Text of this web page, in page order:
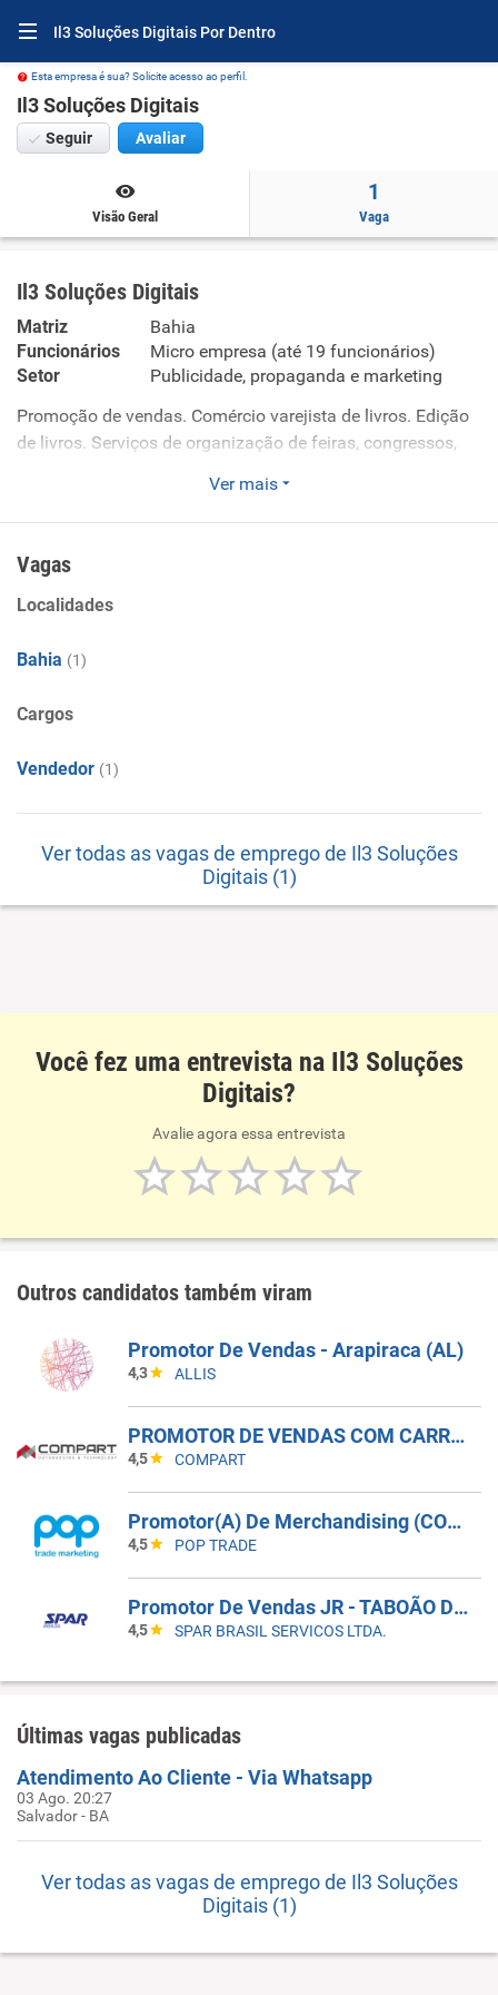
Il3 Soluções Digitais Por Dentro
Esta empresa é sua? Solicite acesso ao perfil.
Il3 Soluções Digitais
Seguir Avaliar
Visão Geral
1
Vaga
Il3 Soluções Digitais
Matriz
Bahia
Funcionários
Micro empresa (até 19 funcionários)
Setor
Publicidade, propaganda e marketing
Promoção de vendas. Comércio varejista de livros. Edição
de livros. Serviços de organização de feiras, congressos,
profissional e gerencial. Outras atividades de ensino não
especificadas anteriormente
Ver mais
Vagas
Localidades
Bahia (1)
Cargos
Vendedor (1)
Ver todas as vagas de emprego de Il3 Soluções
Digitais (1)
Você fez uma entrevista na Il3 Soluções
Digitais?
Avalie agora essa entrevista
Outros candidatos também viram
Promotor De Vendas - Arapiraca (AL)
4,3 ALLIS
PROMOTOR DE VENDAS COM CARRO - INDAIATUBA - SP
4,5 COMPART
Promotor(A) De Merchandising (COM CARRO) | Zona Leste - São Paulo
4,5 POP TRADE
Promotor De Vendas JR - TABOÃO DA SERRA - COBERTURA DE FERIAS
4,5 SPAR BRASIL SERVICOS LTDA.
Últimas vagas publicadas
Atendimento Ao Cliente - Via Whatsapp
03 Ago. 20:27
Salvador - BA
Ver todas as vagas de emprego de Il3 Soluções
Digitais (1)